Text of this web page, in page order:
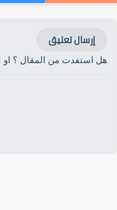
إرسال تعليق
هل استفدت من المقال ؟ او